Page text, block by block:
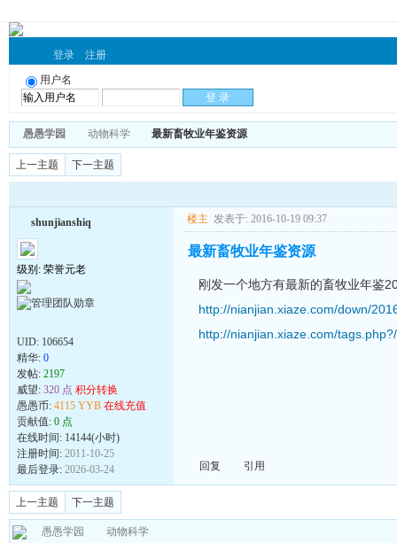
登录 注册
用户名
愚愚学园 动物科学 最新畜牧业年鉴资源
上一主题 下一主题
shunjianshiq
级别: 荣誉元老
UID: 106654
精华: 0
发帖: 2197
威望: 320 点 积分转换
愚愚币: 4115 YYB 在线充值
贡献值: 0 点
在线时间: 14144(小时)
注册时间: 2011-10-25
最后登录: 2026-03-24
楼主 发表于: 2016-10-19 09:37
最新畜牧业年鉴资源
刚发一个地方有最新的畜牧业年鉴
http://nianjian.xiaze.com/down/
http://nianjian.xiaze.com/
回复 引用
上一主题 下一主题
愚愚学园 动物科学